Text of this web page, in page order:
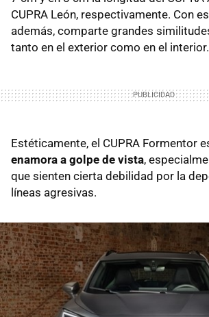
CUPRA León, respectivamente. Con
además, comparte grandes
tanto en el exterior como en el interior.
Estéticamente, el CUPRA Formentor
enamora a golpe de vista,
que sienten cierta debilidad por la
líneas agresivas.